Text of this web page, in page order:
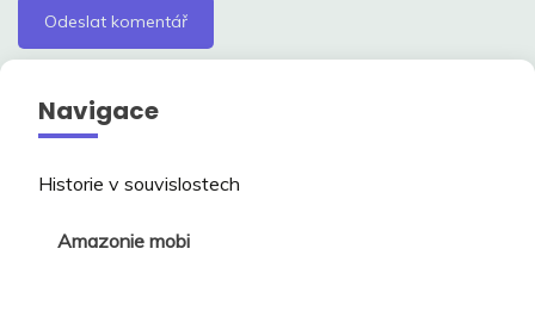
Navigace
Historie v souvislostech
Amazonie mobi